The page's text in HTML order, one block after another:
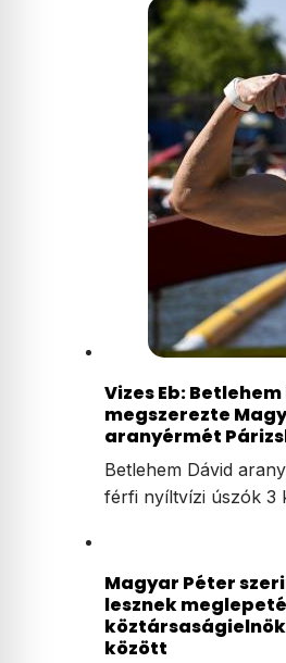
Vizes Eb:
megszerezte
aranyérmét
Betlehem Dávid
férfi nyíltvízi úszók 3
Magyar Péter
lesznek
között